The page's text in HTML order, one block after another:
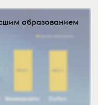
образованием